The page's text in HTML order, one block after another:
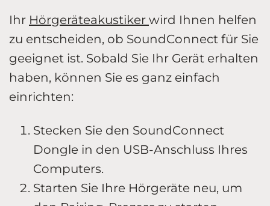
Ihr Hörgeräteakustiker wird Ihnen helfen
zu entscheiden, ob SoundConnect für Sie
geeignet ist. Sobald Sie Ihr Gerät erhalten
haben, können Sie es ganz einfach
einrichten:
Stecken Sie den SoundConnect
Dongle in den USB-Anschluss Ihres
Computers.
Starten Sie Ihre Hörgeräte neu, um